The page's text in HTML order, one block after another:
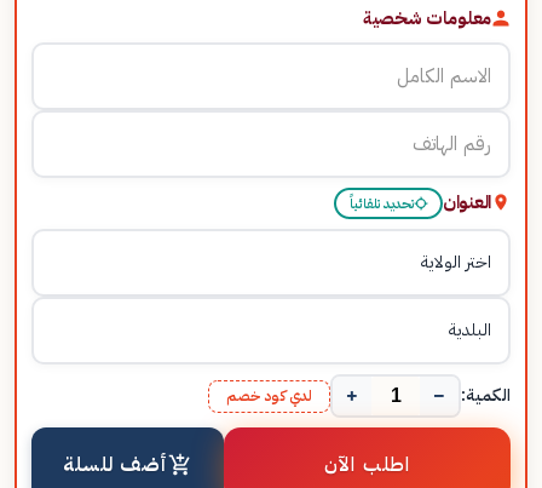
معلومات شخصية
العنوان تحديد تلقائياً
الكمية: −
+ لدي كود خصم
اطلب الآن أضف للسلة